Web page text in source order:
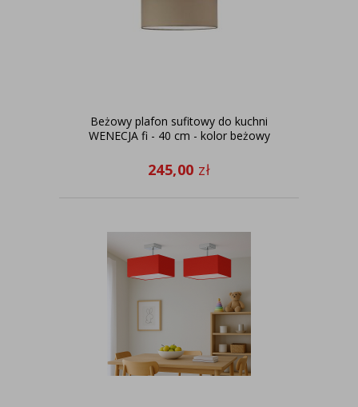
Beżowy plafon sufitowy do kuchni
WENECJA fi - 40 cm - kolor beżowy
245,00 zł